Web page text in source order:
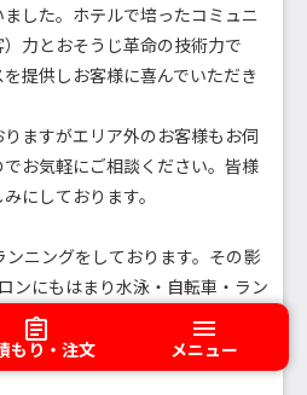
した。ホテルで培ったコミュニ
力とおそうじ革命の技術力で
を提供しお客様に喜んでいただき
ますがエリア外のお客様もお伺
お気軽にご相談ください。皆様
にしております。
ニングをしております。その影
ンにもはまり水泳・自転車・ラン
行ってます。もし興味があれば
たら嬉しいです。
もり・注文 メニュー